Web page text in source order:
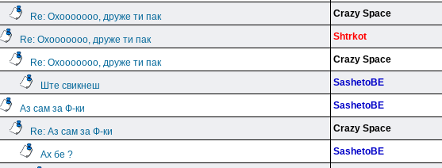
Re: Охооооооо, друже ти пак Crazy Space
Re: Охооооооо, друже ти пак Shtrkot
Re: Охооооооо, друже ти пак Crazy Space
Ште свикнеш SashetoBE
Аз сам за Ф-ки SashetoBE
Re: Аз сам за Ф-ки Crazy Space
Ах бе ? SashetoBE